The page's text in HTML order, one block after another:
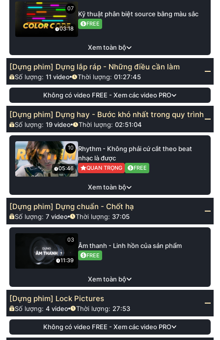
07
03:18
Kỹ thuật phân biệt source bằng màu sắc
FREE
Xem toàn bộ
[Dựng phim] Dựng lắp ráp - Những điều cần làm
Số lượng:11 video Thời lượng: 01:27:45
Không có video FREE - Xem các video PRO
[Dựng phim] Dựng hay - Bước khó nhất trong quy trình
Số lượng:19 video Thời lượng: 02:51:04
10
05:46
Rhythm - Không phải cứ cắt theo beat
nhạc là được
QUAN TRỌNG FREE
Xem toàn bộ
[Dựng phim] Dựng chuẩn - Chốt hạ
Số lượng:7 video Thời lượng: 37:05
03
11:39
Âm thanh - Linh hồn của sản phẩm
FREE
Xem toàn bộ
[Dựng phim] Lock Pictures
Số lượng:4 video Thời lượng: 27:53
Không có video FREE - Xem các video PRO